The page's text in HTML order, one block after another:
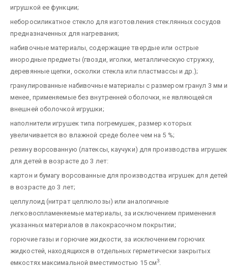
игрушкой ее функции;
неборосиликатное стекло для изготовления стеклянных сосудов
предназначенных для нагревания;
набивочные материалы, содержащие твердые или острые
инородные предметы (гвозди, иголки, металлическую стружку,
деревянные щепки, осколки стекла или пластмассы и др.);
гранулированные набивочные материалы с размером гранул 3 мм и
менее, применяемые без внутренней оболочки, не являющейся
внешней оболочкой игрушки;
наполнители игрушек типа погремушек, размер которых
увеличивается во влажной среде более чем на 5 %;
резину ворсованную (латексы, каучуки) для производства игрушек
для детей в возрасте до 3 лет:
картон и бумагу ворсованные для производства игрушек для детей
в возрасте до 3 лет;
целлулоид (нитрат целлюлозы) или аналогичные
легковоспламеняемые материалы, за исключением применения
указанных материалов в лакокрасочном покрытии;
горючие газы и горючие жидкости, за исключением горючих
жидкостей, находящихся в отдельных герметически закрытых
емкостях максимальной вместимостью 15 см3